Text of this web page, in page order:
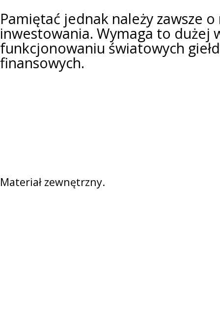
Pamiętać jednak należy zawsze o
inwestowania. Wymaga to dużej
funkcjonowaniu światowych
finansowych.
Materiał zewnętrzny.